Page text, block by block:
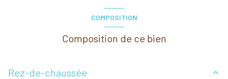
exposition Est
COMPOSITION
Composition de ce bien
Rez-de-chaussée